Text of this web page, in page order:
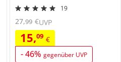
19
15,09 €
-46% gegenüber UVP
27,99 €UVP